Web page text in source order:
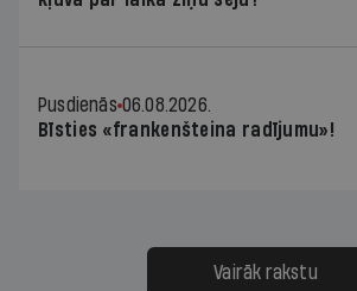
Pusdienās 06.08.2026.
Bīsties «frankenšteina radījumu»!
Vairāk rakstu